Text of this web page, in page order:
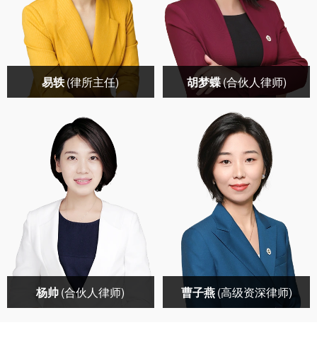
易轶(律所主任)
易轶(律所主任)
社会职务：北京家理律
师事务所创始人、主任
中国家庭文化研究会常
务理事中国婚姻家庭研
究会理事中华全国妇女
联合会公益律师中国法
学交流基金会婚姻家庭
研究专项基金顾问委员
会主任人民法院诉
立即咨询→
胡梦蝶(合伙人律师)
胡梦蝶(合伙人律师)
社会职务：家理律师事
务所副主任中国法学交
流基金会婚姻家庭研究
专项基金管理委员会副
主任首都经济贸易大学
法学院家族企业财富治
理研究中心特约研究员
中央电视台《法律讲
堂》主讲律师中央电视
立即咨询→
杨帅(合伙人律师) 曹子燕(高级资深律师)